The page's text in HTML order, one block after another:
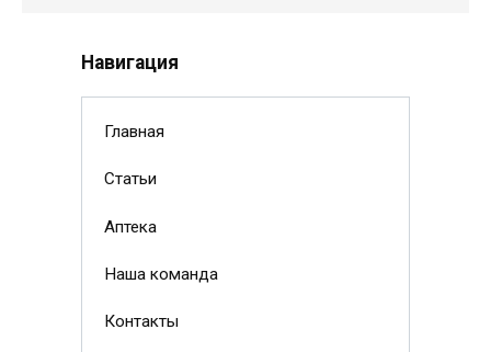
Навигация
Главная
Статьи
Аптека
Наша команда
Контакты